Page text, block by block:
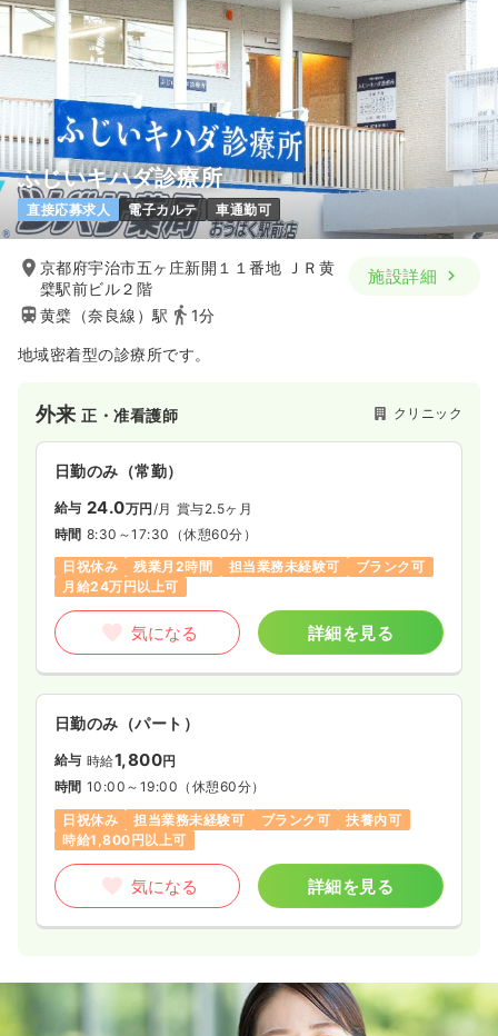
時間 8:30～17:00
年収400万円以上可
気になる 詳細を見る
透析正看護師
日勤のみ（常勤）
給与 27.2 万円〜 /月 賞与2.2ヶ月
※経験10年の例
時間 8:30～17:00
日勤のみ（パート）
給与 時給1,500円〜
時間 8:30～17:00 （休憩60分）
日祝休み
時給1,500円以上可
気になる 詳細を見る
給与 お問い合わせください
ブランク可
気になる 詳細を見る
日勤のみ（パート） 一時募集休止
ふじいキハダ診療所
直接応募求人 電子カルテ 車通勤可
京都府宇治市五ヶ庄新開１１番地 ＪＲ黄
檗駅前ビル２階
黄檗（奈良線）駅
1分
施設詳細
地域密着型の診療所です。
外来正・准看護師 クリニック
日勤のみ（常勤）
給与 24.0万円 /月 賞与2.5ヶ月
時間 8:30～17:30 （休憩60分）
日祝休み
残業月2時間 担当業務未経験可
ブランク可
月給24万円以上可
気になる 詳細を見る
日勤のみ（パート）
給与 時給1,800円
時間 10:00～19:00 （休憩60分）
日祝休み
担当業務未経験可 ブランク可
扶養内可
時給1,800円以上可
気になる 詳細を見る